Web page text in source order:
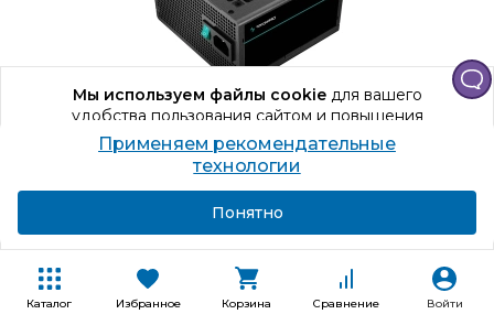
Каталог Избранное Корзина Сравнение Войти
Мы используем файлы cookieдля вашего
удобства пользования сайтом и повышения
качества рекомендаций.
Продолжая использование сайта, вы даете
согласие на обработку персональных данных
Блок питания ATX Deepcool PF650
Применяем рекомендательные
технологии
Понятно